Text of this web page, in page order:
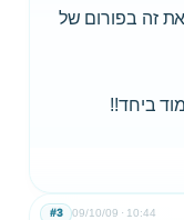
את זה בפורום של
ביחד!!
09/10/09 10:44
#3